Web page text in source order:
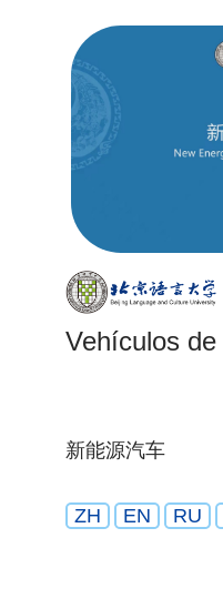
Vehículos
新能源汽车
ZH EN RU